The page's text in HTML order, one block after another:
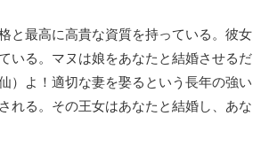
と最高に高貴な資質を持っている。彼女
いる。マヌは娘をあなたと結婚させるだ
）よ！適切な妻を娶るという長年の強い
れる。その王女はあなたと結婚し、あな